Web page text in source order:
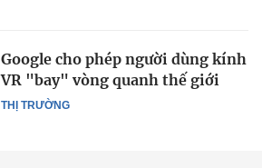
THỊ TRƯỜNG
Google cho phép người dùng kính
VR "bay" vòng quanh thế giới